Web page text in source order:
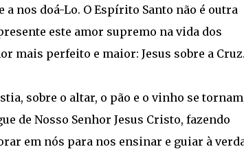
nos doá-Lo. O Espírito Santo não é outra
este amor supremo na vida dos
mais perfeito e maior: Jesus sobre a Cruz.
sobre o altar, o pão e o vinho se
de Nosso Senhor Jesus Cristo, fazendo
em nós para nos ensinar e guiar à